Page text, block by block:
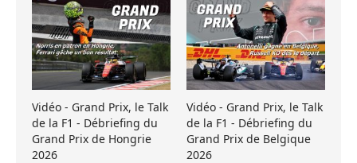
Vidéo - Grand Prix, le Talk
de la F1 - Débriefing du
Grand Prix de Hongrie
2026
Vidéo - Grand Prix, le Talk
de la F1 - Débriefing du
Grand Prix de Belgique
2026